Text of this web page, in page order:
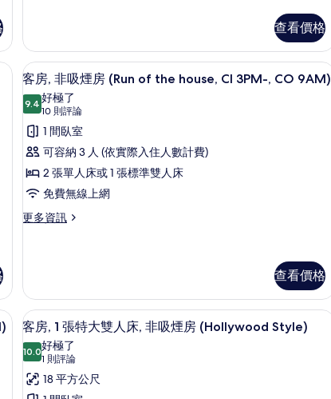
Bed
39-
49in
/
100-
125cm)
的
所
有
相
非
吸
煙
(Large
single
Bed
39-
/
100-
的
查看價格
顯
示
客
房,
非
吸
煙
房
house,
CI
3PM-,
CO
9AM)
的
9
客房, 非吸煙房 (Run of the house, CI 3PM-, CO 9AM)
9.49.4 分，滿分 10 分
好極了
10 則評論
(10
則
評
論)
1 間臥室
可容納 3 人 (依實際入住人數計費)
2 張單人床或 1 張標準雙人床
免費無線上網
更多資訊
更
吸
煙
房
(Run
of
the
house,
CI
查看價格
顯
示
客
房,
7
客房, 1 張特大雙人床, 非吸煙房 (Hollywood Style)
10.010.0 分，滿分 10 分
好極了
1 則評論
(1
則
評
18 平方公尺